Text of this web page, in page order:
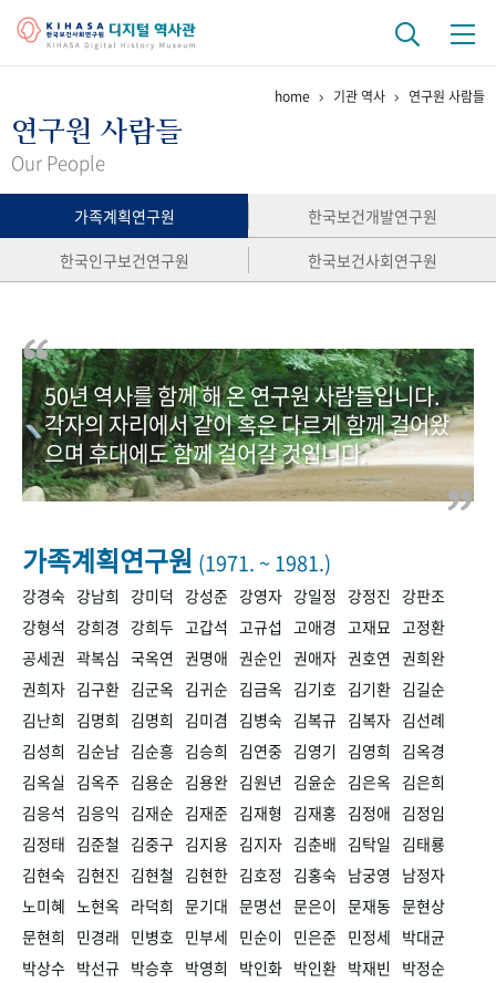
걸어온 길 기관 변천사
연구 역사
정책과 연구 키워드로 보는 연구 역사
연구자들
간행물 변천사
기록물 아카이브
사진 아카이브 문서 기록물 행정박물 영상 기록물
50+1주년 기념
+1
VR 역사관
home 기관 역사 연구원 사람들
연구원 사람들
Our People
가족계획연구원
한국보건개발연구원
한국인구보건연구원
한국보건사회연구원
50년 역사를 함께 해 온 연구원 사람들입니다.
각자의 자리에서 같이 혹은 다르게 함께 걸어왔
으며 후대에도 함께 걸어갈 것입니다.
가족계획연구원 (1971. ~ 1981.)
강경숙 강남희 강미덕 강성준 강영자 강일정 강정진
강판조
강형석
강희경 강희두 고갑석 고규섭 고애경 고재묘 고정환
공세권 곽복심 국옥연 권명애 권순인 권애자 권호연 권희완
권희자 김구환 김군옥 김귀순 김금옥 김기호 김기환 김길순
김난희
김명희 김명희 김미겸 김병숙 김복규 김복자 김선례
김성희
김순남 김순흥 김승희 김연중 김영기 김영희
김옥경
김옥실
김옥주 김용순 김용완 김원년 김윤순 김은옥 김은희
김응석
김응익 김재순 김재준 김재형 김재홍 김정애 김정임
김정태 김준철 김중구 김지용 김지자 김춘배 김탁일
김태룡
김현숙 김현진 김현철 김현한 김호정 김홍숙 남궁영
남정자
노미혜 노현옥 라덕희 문기대 문명선 문은이 문재동 문현상
문현희
민경래 민병호 민부세 민순이 민은준 민정세 박대균
박상수 박선규 박승후 박영희 박인화 박인환 박재빈
박정순